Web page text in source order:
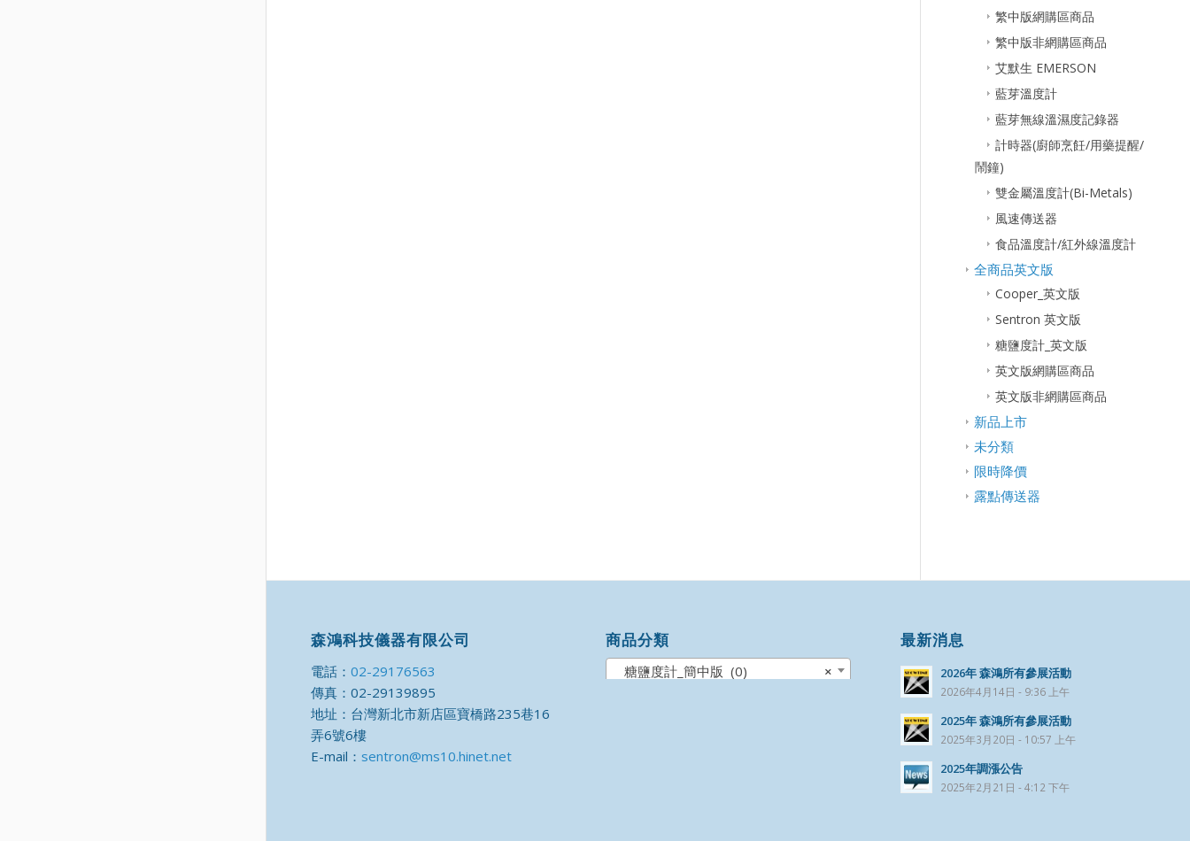
繁中版網購區商品
繁中版非網購區商品
艾默生 EMERSON
藍芽溫度計
藍芽無線溫濕度記錄器
計時器(廚師烹飪/用藥提醒/
鬧鐘)
雙金屬溫度計(Bi-Metals)
風速傳送器
食品溫度計/紅外線溫度計
全商品英文版
Cooper_英文版
Sentron 英文版
糖鹽度計_英文版
英文版網購區商品
英文版非網購區商品
新品上市
未分類
限時降價
露點傳送器
森鴻科技儀器有限公司
電話： 02-29176563
傳真：02-29139895
地址：台灣新北市新店區寶橋路235巷16
弄6號6樓
E-mail： sentron@ms10.hinet.net
商品分類
×
糖鹽度計_簡中版 (0)
最新消息
2026年 森鴻所有參展活動
2026年4月14日 - 9:36 上午
2025年 森鴻所有參展活動
2025年3月20日 - 10:57 上午
2025年調漲公告
2025年2月21日 - 4:12 下午